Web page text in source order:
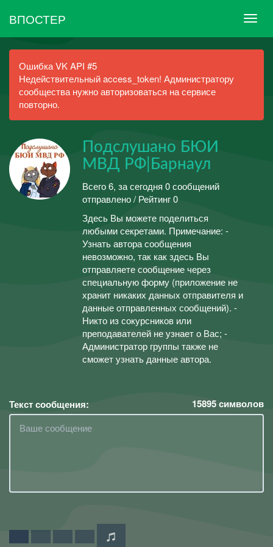
ВПОСТЕР
Ошибка VK API #5
Недействительный access_token! Администратору
сообщества нужно авторизоваться на сервисе
повторно.
Подслушано БЮИ
МВД РФ|Барнаул
Всего 6, за сегодня 0 сообщений
отправлено / Рейтинг 0
Здесь Вы можете поделиться
любыми секретами. Примечание: -
Узнать автора сообщения
невозможно, так как здесь Вы
отправляете сообщение через
специальную форму (приложение не
хранит никаких данных отправителя и
данные отправленных сообщений). -
Никто из сокурсников или
преподавателей не узнает о Вас; -
Администратор группы также не
сможет узнать данные автора.
Текст сообщения: 15895символов